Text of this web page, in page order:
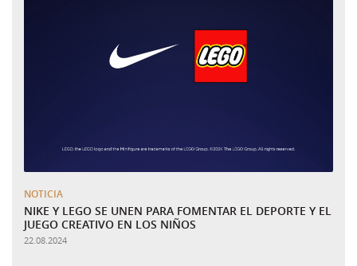
NOTICIA
NIKE Y LEGO SE UNEN PARA FOMENTAR EL DEPORTE Y EL
JUEGO CREATIVO EN LOS NIÑOS
22.08.2024